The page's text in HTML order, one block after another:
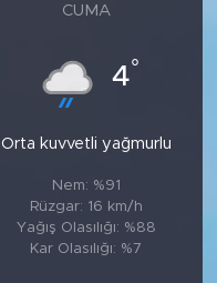
CUMA
4°
Orta kuvvetli yağmurlu
Nem: %91
Rüzgar: 16 km/h
Yağış Olasılığı: %88
Kar Olasılığı: %7